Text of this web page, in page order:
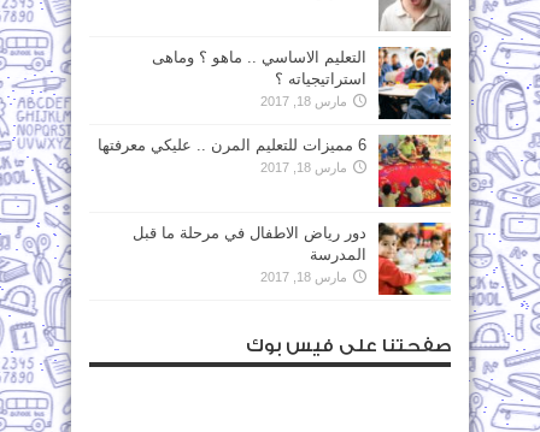
التعليم الاساسي .. ماهو ؟ وماهى
استراتيجياته ؟
مارس 18, 2017
6 مميزات للتعليم المرن .. عليكي معرفتها
مارس 18, 2017
دور رياض الاطفال في مرحلة ما قبل
المدرسة
مارس 18, 2017
صفحتنا على فيس بوك